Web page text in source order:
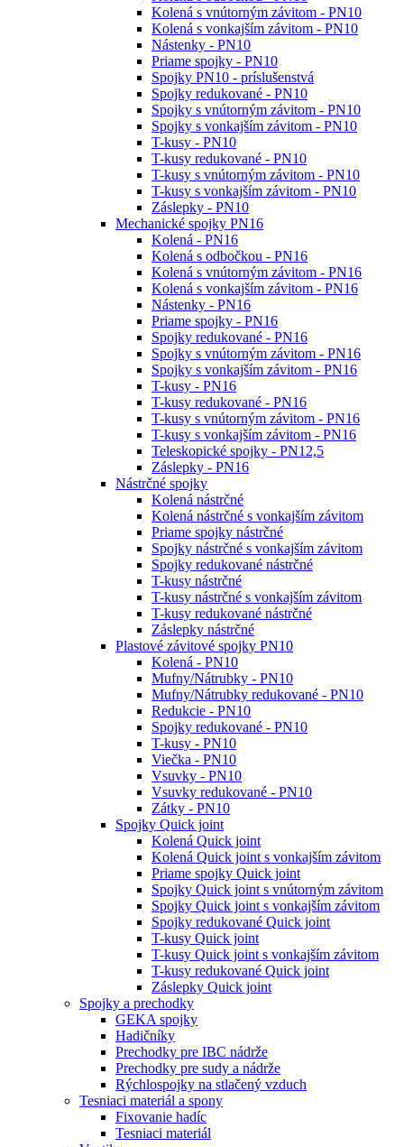
Kolená s vnútorným závitom - PN10
Kolená s vonkajším závitom - PN10
Nástenky - PN10
Priame spojky - PN10
Spojky PN10 - príslušenstvá
Spojky redukované - PN10
Spojky s vnútorným závitom - PN10
Spojky s vonkajším závitom - PN10
T-kusy - PN10
T-kusy redukované - PN10
T-kusy s vnútorným závitom - PN10
T-kusy s vonkajším závitom - PN10
Záslepky - PN10
Mechanické spojky PN16
Kolená - PN16
Kolená s odbočkou - PN16
Kolená s vnútorným závitom - PN16
Kolená s vonkajším závitom - PN16
Nástenky - PN16
Priame spojky - PN16
Spojky redukované - PN16
Spojky s vnútorným závitom - PN16
Spojky s vonkajším závitom - PN16
T-kusy - PN16
T-kusy redukované - PN16
T-kusy s vnútorným závitom - PN16
T-kusy s vonkajším závitom - PN16
Teleskopické spojky - PN12,5
Záslepky - PN16
Nástrčné spojky
Kolená nástrčné
Kolená nástrčné s vonkajším závitom
Priame spojky nástrčné
Spojky nástrčné s vonkajším závitom
Spojky redukované nástrčné
T-kusy nástrčné
T-kusy nástrčné s vonkajším závitom
T-kusy redukované nástrčné
Záslepky nástrčné
Plastové závitové spojky PN10
Kolená - PN10
Mufny/Nátrubky - PN10
Mufny/Nátrubky redukované - PN10
Redukcie - PN10
Spojky redukované - PN10
T-kusy - PN10
Viečka - PN10
Vsuvky - PN10
Vsuvky redukované - PN10
Zátky - PN10
Spojky Quick joint
Kolená Quick joint
Kolená Quick joint s vonkajším závitom
Priame spojky Quick joint
Spojky Quick joint s vnútorným závitom
Spojky Quick joint s vonkajším závitom
Spojky redukované Quick joint
T-kusy Quick joint
T-kusy Quick joint s vonkajším závitom
T-kusy redukované Quick joint
Záslepky Quick joint
Spojky a prechodky
GEKA spojky
Hadičníky
Prechodky pre IBC nádrže
Prechodky pre sudy a nádrže
Rýchlospojky na stlačený vzduch
Tesniaci materiál a spony
Fixovanie hadíc
Tesniaci materiál